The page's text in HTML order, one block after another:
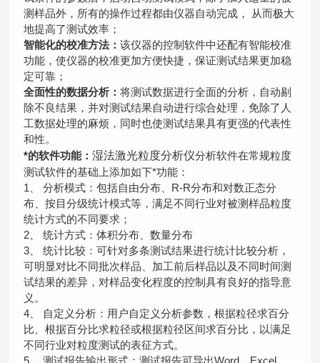
测样品外，所有的操作过程都由仪器自动完成， 从而极大
地提高了测试效率；
智能化的校准方法：该仪器的控制软件中还配有智能校准
功能，使仪器的校准更加方便快捷，保证测试结果更加稳
定可靠；
全面性的数据分析：将测试数据进行全面的分析，自动剔
除不良结果，并对测试结果自动进行综合处理，免除了人
工数据处理的麻烦，同时也使测试结果具有更强的代表性
和性。
*的软件功能：湿法激光粒度分析仪分析软件在常规粒度
测试软件的基础上添加如下*功能：
1、 分析模式：包括自由分布、R-R分布和对数正态分
布、按目分级统计模式等，满足不同行业对被测样品粒度
统计方式的不同要求；
2、 统计方式：体积分布、数量分布
3、 统计比较：可针对多条测试结果进行统计比较分析，
可明显对比不同批次样品、加工前后样品以及不同时间测
试结果的差异，对样品变化程度的控制具有良好的指导意
义。
4、 自定义分析：用户自定义分析参数，根据粒径求百分
比、根据百分比求粒径或根据粒径区间求百分比，以满足
不同行业对粒度测试的表征方式。